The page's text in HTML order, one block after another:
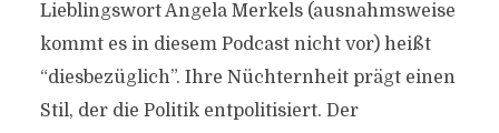
Lieblingswort Angela Merkels (ausnahmsweise
kommt es in diesem Podcast nicht vor) heißt
“diesbezüglich”. Ihre Nüchternheit prägt einen
Stil, der die Politik entpolitisiert. Der